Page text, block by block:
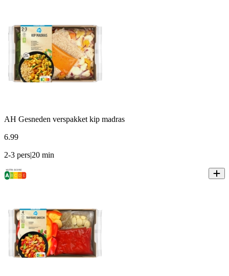
AH Gesneden verspakket kip madras
6.99
2-3 pers|20 min